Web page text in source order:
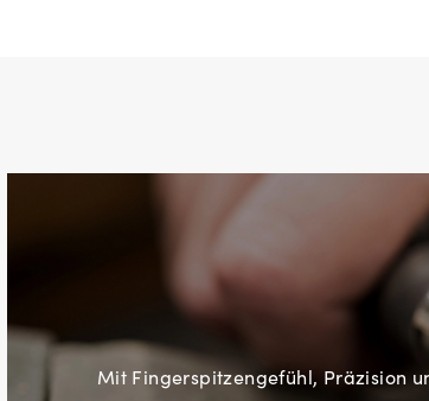
Mit Fingerspitzengefühl, Präzision